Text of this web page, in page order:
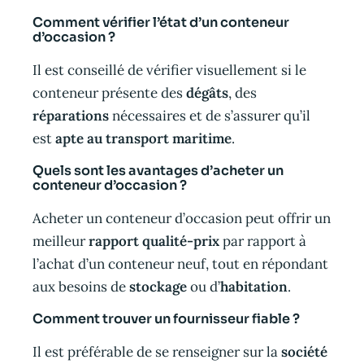
Comment vérifier l’état d’un conteneur
d’occasion ?
Il est conseillé de vérifier visuellement si le
conteneur présente desdégâts, des
réparationsnécessaires et de s’assurer qu’il
estapte au transport maritime.
Quels sont les avantages d’acheter un
conteneur d’occasion ?
Acheter un conteneur d’occasion peut offrir un
meilleurrapport qualité-prixpar rapport à
l’achat d’un conteneur neuf, tout en répondant
aux besoins destockageou d’habitation.
Comment trouver un fournisseur fiable ?
Il est préférable de se renseigner sur lasociété